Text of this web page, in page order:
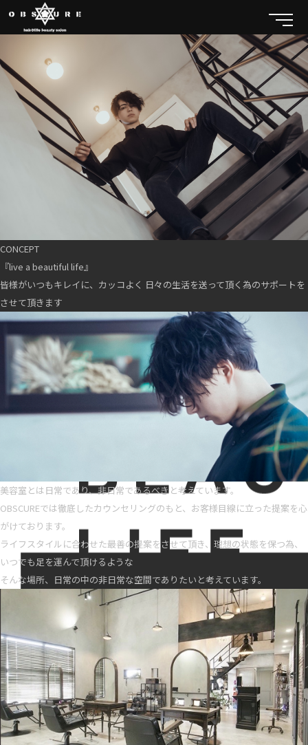
CONCEPT
『live a beautiful life』
皆様がいつもキレイに、カッコよく 日々の生活を送って頂く為のサポートを
させて頂きます
美容室とは日常であり、非日常であるべきと考えています。
OBSCUREでは徹底したカウンセリングのもと、お客様目線に立った提案を心
がけております。
ライフスタイルに合わせた最善の提案をさせて頂き、理想の状態を保つ為、
いつでも足を運んで頂けるような
そんな場所、日常の中の非日常な空間でありたいと考えています。